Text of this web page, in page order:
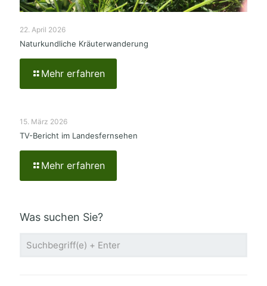
22. April 2026
Naturkundliche Kräuterwanderung
Mehr erfahren
15. März 2026
TV-Bericht im Landesfernsehen
Mehr erfahren
Was suchen Sie?